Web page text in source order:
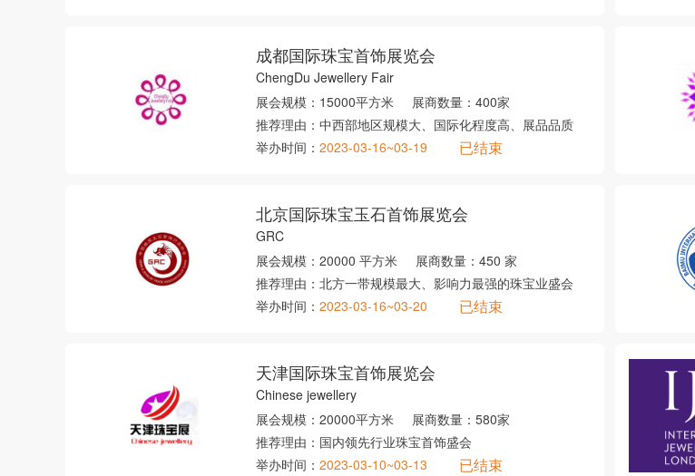
成都国际珠宝首饰展览会
ChengDu Jewellery Fair
展会规模： 15000平方米 展商数量： 400家
推荐理由： 中西部地区规模大、国际化程度高、展品品质
举办时间： 2023-03-16~03-19 已结束
北京国际珠宝玉石首饰展览会
GRC
展会规模： 20000 平方米 展商数量： 450 家
推荐理由： 北方一带规模最大、影响力最强的珠宝业盛会
举办时间： 2023-03-16~03-20 已结束
天津国际珠宝首饰展览会
Chinese jewellery
展会规模： 20000平方米 展商数量： 580家
推荐理由： 国内领先行业珠宝首饰盛会
举办时间： 2023-03-10~03-13 已结束